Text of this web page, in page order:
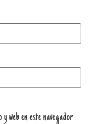
web en este navegador